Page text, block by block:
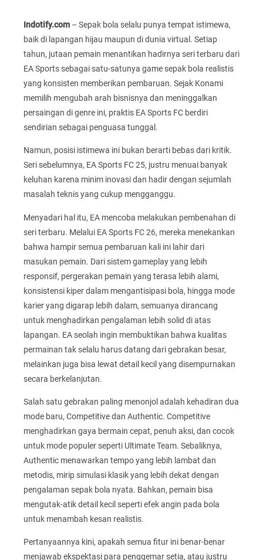
Indotify.com – Sepak bola selalu punya tempat istimewa,
baik di lapangan hijau maupun di dunia virtual. Setiap
tahun, jutaan pemain menantikan hadirnya seri terbaru dari
EA Sports sebagai satu-satunya game sepak bola realistis
yang konsisten memberikan pembaruan. Sejak Konami
memilih mengubah arah bisnisnya dan meninggalkan
persaingan di genre ini, praktis EA Sports FC berdiri
sendirian sebagai penguasa tunggal.
Namun, posisi istimewa ini bukan berarti bebas dari kritik.
Seri sebelumnya, EA Sports FC 25, justru menuai banyak
keluhan karena minim inovasi dan hadir dengan sejumlah
masalah teknis yang cukup mengganggu.
Menyadari hal itu, EA mencoba melakukan pembenahan di
seri terbaru. Melalui EA Sports FC 26, mereka menekankan
bahwa hampir semua pembaruan kali ini lahir dari
masukan pemain. Dari sistem gameplay yang lebih
responsif, pergerakan pemain yang terasa lebih alami,
konsistensi kiper dalam mengantisipasi bola, hingga mode
karier yang digarap lebih dalam, semuanya dirancang
untuk menghadirkan pengalaman lebih solid di atas
lapangan. EA seolah ingin membuktikan bahwa kualitas
permainan tak selalu harus datang dari gebrakan besar,
melainkan juga bisa lewat detail kecil yang disempurnakan
secara berkelanjutan.
Salah satu gebrakan paling menonjol adalah kehadiran dua
mode baru, Competitive dan Authentic. Competitive
menghadirkan gaya bermain cepat, penuh aksi, dan cocok
untuk mode populer seperti Ultimate Team. Sebaliknya,
Authentic menawarkan tempo yang lebih lambat dan
metodis, mirip simulasi klasik yang lebih dekat dengan
pengalaman sepak bola nyata. Bahkan, pemain bisa
mengutak-atik detail kecil seperti efek angin pada bola
untuk menambah kesan realistis.
Pertanyaannya kini, apakah semua fitur ini benar-benar
menjawab ekspektasi para penggemar setia, atau justru